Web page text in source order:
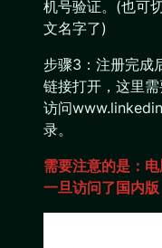
机号验证。(也可
文名字了)
步骤3：注册完成
链接打开，这里
访问
录。
需要注意的是：
一旦访问了国内